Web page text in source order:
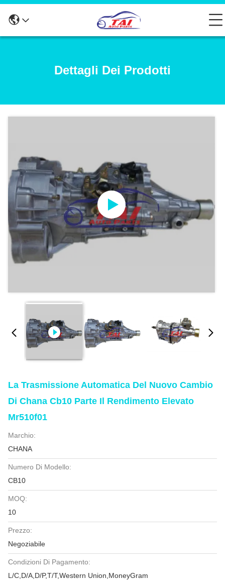
Dettagli Dei Prodotti
La Trasmissione Automatica Del Nuovo Cambio
Di Chana Cb10 Parte Il Rendimento Elevato
Mr510f01
Marchio:
CHANA
Numero Di Modello:
CB10
MOQ:
10
Prezzo:
Negoziabile
Condizioni Di Pagamento:
L/C,D/A,D/P,T/T,Western Union,MoneyGram